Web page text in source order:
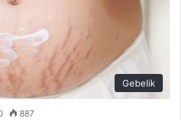
Gebelik
887